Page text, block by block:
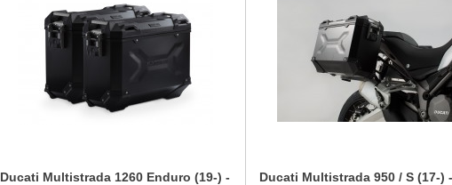
Ducati Multistrada 1260 Enduro (19-) -
Ducati Multistrada 950 / S (17-)